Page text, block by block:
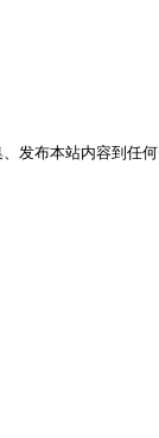
发布本站内容到任